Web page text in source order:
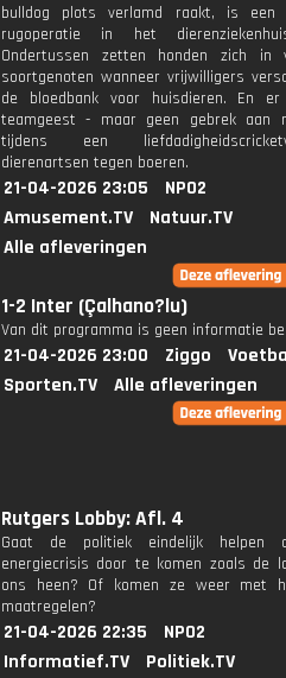
bulldog plots verlamd raakt, is een
rugoperatie in het
Ondertussen zetten honden zich in
soortgenoten wanneer vrijwilligers
de bloedbank voor huisdieren. En
teamgeest - maar geen gebrek aan
tijdens een
dierenartsen tegen boeren.
21-04-2026 23:05
NPO2
Amusement.TV
Natuur.TV
Alle afleveringen
1-2 Inter (Çalhano?lu)
Van dit programma is geen informatie
21-04-2026 23:00 Ziggo
Sporten.TV
Alle afleveringen
Rutgers Lobby: Afl. 4
Gaat de politiek eindelijk helpen
energiecrisis door te komen zoals de
ons heen? Of komen ze weer met
maatregelen?
21-04-2026 22:35
NPO2
Informatief.TV
Politiek.TV